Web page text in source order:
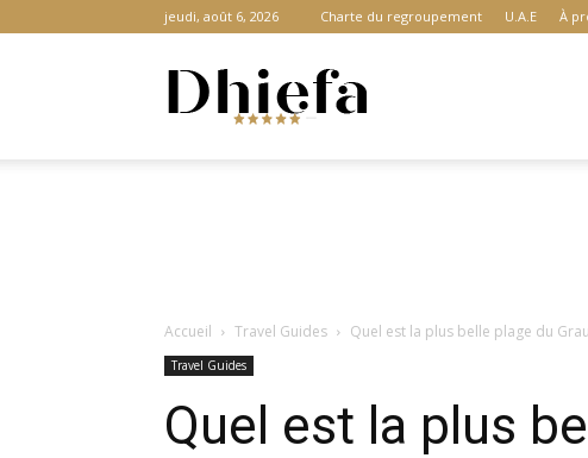
jeudi, août 6, 2026 Charte du regroupement U.A.E À
Accueil Travel Guides Quel est la plus belle plage du
Travel Guides
Quel est la plus